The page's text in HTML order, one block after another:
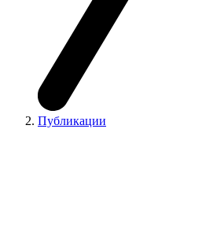
Публикации